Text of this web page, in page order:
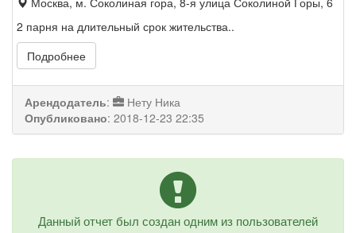
2 парня на длительный срок жительства..
Подробнее
Арендодатель:
Нету Ника
Опубликовано: 2018-12-23 22:35
Данный отчет был создан одним из пользователей